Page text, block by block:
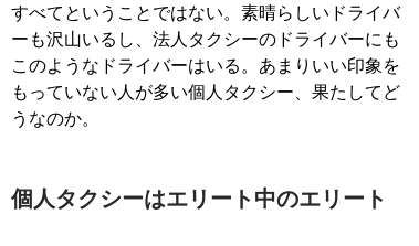
すべてということではない。素晴らしいドライバ
ーも沢山いるし、法人タクシーのドライバーにも
このようなドライバーはいる。あまりいい印象を
もっていない人が多い個人タクシー、果たしてど
うなのか。
個人タクシーはエリート中のエリート